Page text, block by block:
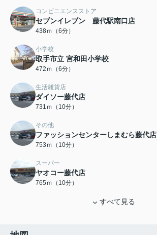
コンビニエンスストア
セブンイレブン 藤代駅南口店
438ｍ（6分）
小学校
取手市立 宮和田小学校
472ｍ（6分）
生活雑貨店
ダイソー藤代店
731ｍ（10分）
その他
ファッションセンターしまむら藤代店
753ｍ（10分）
スーパー
ヤオコー藤代店
765ｍ（10分）
すべて見る